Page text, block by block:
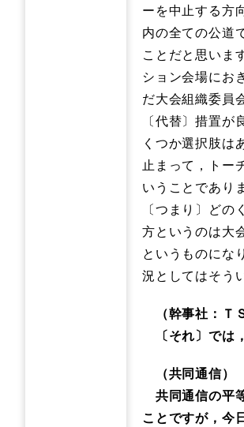
ーを中止する方
内の全ての公道
ことだと思いま
ション会場にお
だ大会組織委員
〔代替〕措置
くつか選択肢は
止まって，トー
いうことであり
〔つまり〕ど
方というのは大
というものにな
況としてはそう
（幹事社：Ｔ
〔それ〕では
（共同通信）
共同通信の平
ことですが，今